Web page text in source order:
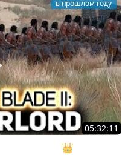
в прошлом году
05:32:11
of Thrones 👑 Mount &